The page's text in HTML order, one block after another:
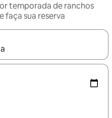
temporada de ranchos
faça sua reserva
estiverem disponíveis,